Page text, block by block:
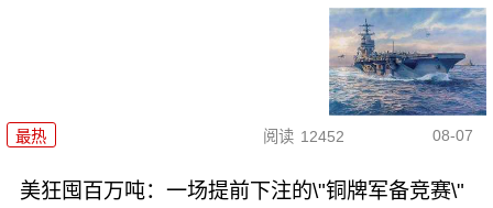
最热 阅读 12452 08-07
美狂囤百万吨：一场提前下注的\"铜牌军备竞赛\"